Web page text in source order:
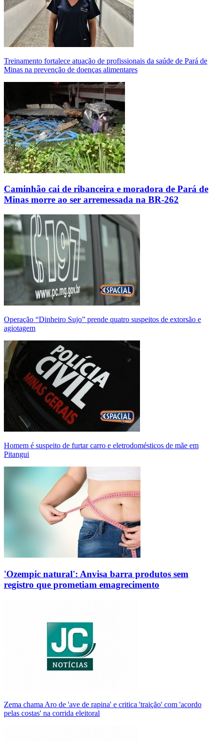
Treinamento fortalece atuação de profissionais da saúde de Pará de
Minas na prevenção de doenças alimentares
Caminhão cai de ribanceira e moradora de Pará de
Minas morre ao ser arremessada na BR-262
Operação “Dinheiro Sujo” prende quatro suspeitos de extorsão e
agiotagem
Homem é suspeito de furtar carro e eletrodomésticos de mãe em
Pitangui
'Ozempic natural': Anvisa barra produtos sem
registro que prometiam emagrecimento
Zema chama Aro de 'ave de rapina' e critica 'traição' com 'acordo
pelas costas' na corrida eleitoral